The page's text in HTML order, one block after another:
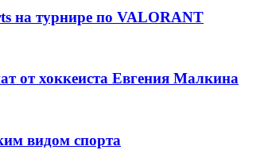
на турнире по VALORANT
от хоккеиста Евгения Малкина
видом спорта